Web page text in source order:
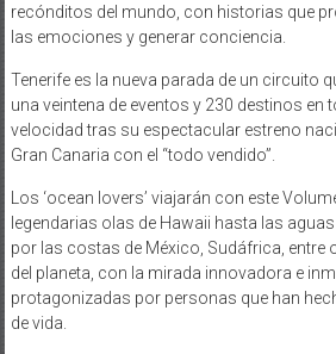
recónditos del mundo, con historias que
las emociones y generar conciencia.
Tenerife es la nueva parada de un circuito
una veintena de eventos y 230 destinos en
velocidad tras su espectacular estreno
Gran Canaria con el “todo vendido”.
Los ‘ocean lovers’ viajarán con este
legendarias olas de Hawaii hasta las
por las costas de México, Sudáfrica, entre
del planeta, con la mirada innovadora e
protagonizadas por personas que han
de vida.